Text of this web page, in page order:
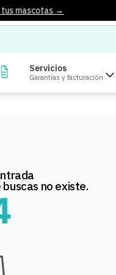
tus mascotas →
Servicios
Garantías y facturación
no existe.